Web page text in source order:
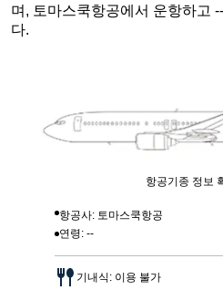
며, 토마스쿡항공에서 운항하고
다.
항공기종 정보
항공사: 토마스쿡항공
연령: --
기내식: 이용 불가